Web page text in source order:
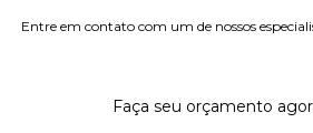
Entre em contato com um de nossos
Faça seu orçamento